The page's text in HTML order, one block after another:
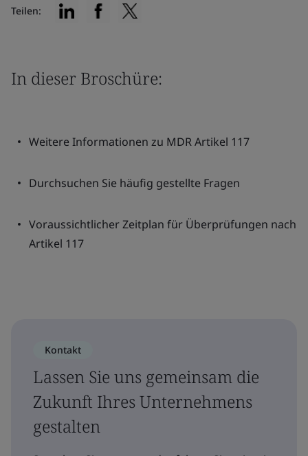
Teilen:
In dieser Broschüre:
Weitere Informationen zu MDR Artikel 117
Durchsuchen Sie häufig gestellte Fragen
Voraussichtlicher Zeitplan für Überprüfungen nach
Artikel 117
Kontakt
Lassen Sie uns gemeinsam die
Zukunft Ihres Unternehmens
gestalten